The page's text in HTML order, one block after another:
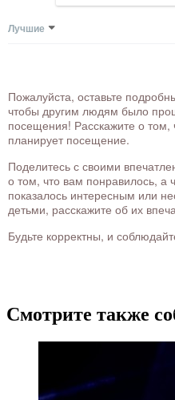
Лучшие
Пожалуйста, оставьте
чтобы другим людям было
посещения! Расскажите о том,
планирует посещение.
Поделитесь с своими
о том, что вам понравилось, а
показалось интересным или
детьми, расскажите об их
Будьте корректны, и
Смотрите также